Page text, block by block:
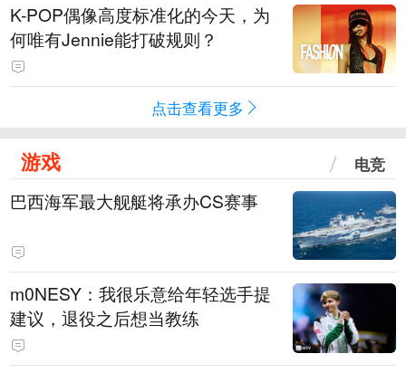
K-POP偶像高度标准化的今天，为
何唯有Jennie能打破规则？
点击查看更多
游戏 电竞
巴西海军最大舰艇将承办CS赛事
m0NESY：我很乐意给年轻选手提
建议，退役之后想当教练